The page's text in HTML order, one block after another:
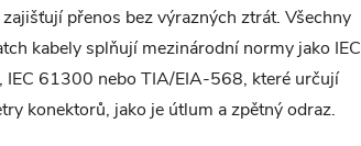
přenos bez výrazných ztrát. Všechny
kabely splňují mezinárodní normy jako IEC
IEC 61300 nebo TIA/EIA-568, které určují
konektorů, jako je útlum a zpětný odraz.